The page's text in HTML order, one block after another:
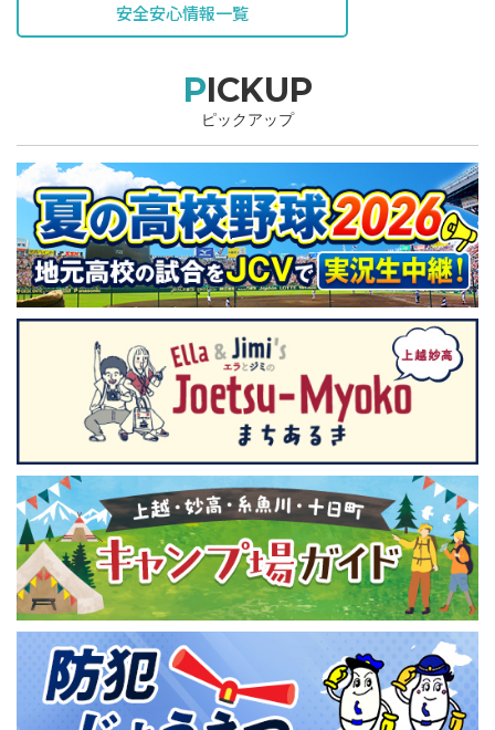
安全安心情報一覧
PICKUP
ピックアップ